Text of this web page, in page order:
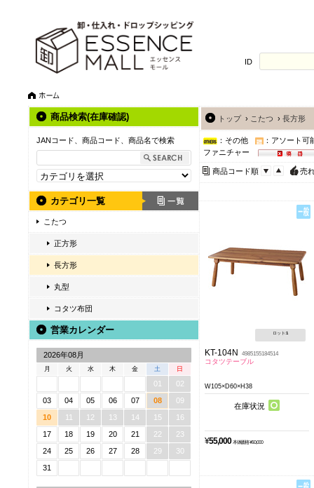
ID
商品検索(在庫確認)
JANコード、商品コード、商品名で検索
カテゴリ一覧
こたつ
正方形
長方形
丸型
コタツ布団
営業カレンダー
2026年08月
月 火 水 木 金 土 日
01
02
03
04 05 06 07 08
09
10
11 12 13 14 15
16
17
18 19 20 21 22
23
24
25 26 27 28 29
30
31
トップ› こたつ › 長方形
：その他
：アソート可
ファニチャー
商品コード順 売
ロット:1
KT-104N 4985155184514
コタツテーブル
W105×D60×H38
在庫状況
¥55,000 本体価格 ¥50,000